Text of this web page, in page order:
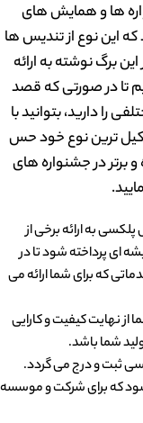
ها و همایش های
این نوع از تندیس ها
برگ نوشته به ارائه
تا در صورتی که قصد
را دارید، بتوانید با
ترین نوع خود حس
و برتر در جشنواره های
به ارائه برخی از
ای پرداخته شود تا در
که برای شما ارائه می
از نهایت کیفیت و کارایی
شما باشد.
ثبت و درج می گردد.
که برای شرکت و موسسه